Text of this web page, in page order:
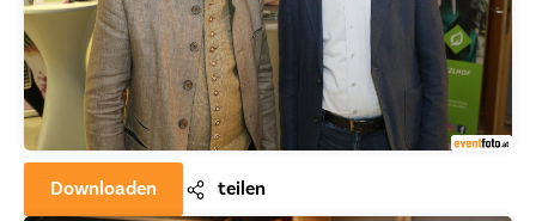
Downloaden teilen